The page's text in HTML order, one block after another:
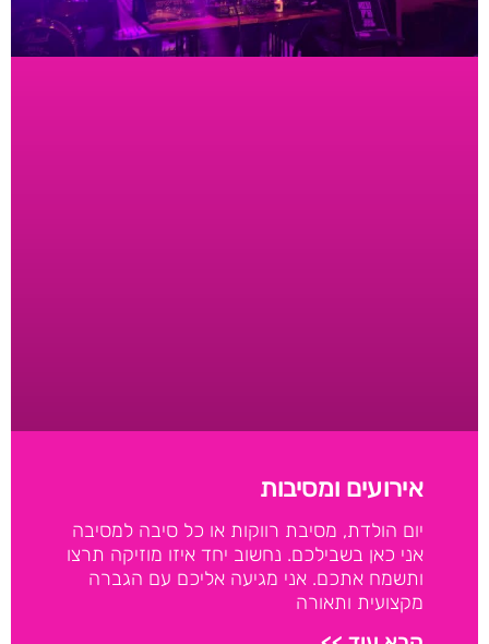
אירועים ומסיבות
יום הולדת, מסיבת רווקות או כל סיבה למסיבה
אני כאן בשבילכם. נחשוב יחד איזו מוזיקה תרצו
ותשמח אתכם. אני מגיעה אליכם עם הגברה
מקצועית ותאורה